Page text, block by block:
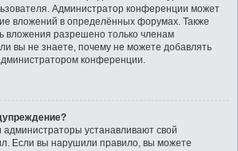
Администратор конференции может
вложений в определённых форумах. Также
вложения разрешено только членам
вы не знаете, почему не можете добавлять
конференции.
устанавливают свой
Если вы нарушили правило, вы можете